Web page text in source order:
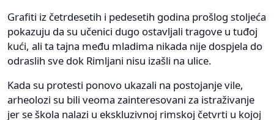
Grafiti iz četrdesetih i pedesetih godina prošlog stoljeća
pokazuju da su učenici dugo ostavljali tragove u tuđoj
kući, ali ta tajna među mladima nikada nije dospjela do
odraslih sve dok Rimljani nisu izašli na ulice.
Kada su protesti ponovo ukazali na postojanje vile,
arheolozi su bili veoma zainteresovani za istraživanje
jer se škola nalazi u ekskluzivnoj rimskoj četvrti u kojoj